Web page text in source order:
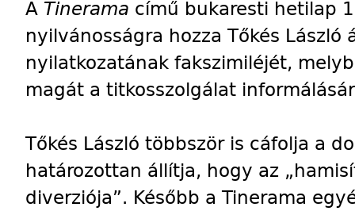
A Tinerama című bukaresti hetilap
nyilvánosságra hozza Tőkés László
nyilatkozatának fakszimiléjét,
magát a titkosszolgálat
Tőkés László többször is cáfolja a
határozottan állítja, hogy az
diverziója”. Később a Tinerama